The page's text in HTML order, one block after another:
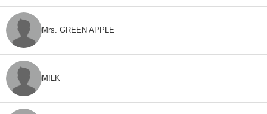
Mrs. GREEN APPLE
M!LK